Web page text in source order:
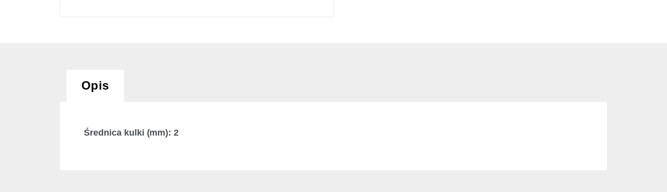
Opis
Średnica kulki (mm): 2